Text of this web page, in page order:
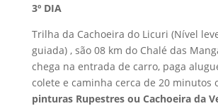
3º DIA
Trilha da Cachoeira do Licuri (Nível
guiada) , são 08 km do Chalé das
chega na entrada de carro, paga
colete e caminha cerca de 20 minutos
pinturas Rupestres ou Cachoeira da